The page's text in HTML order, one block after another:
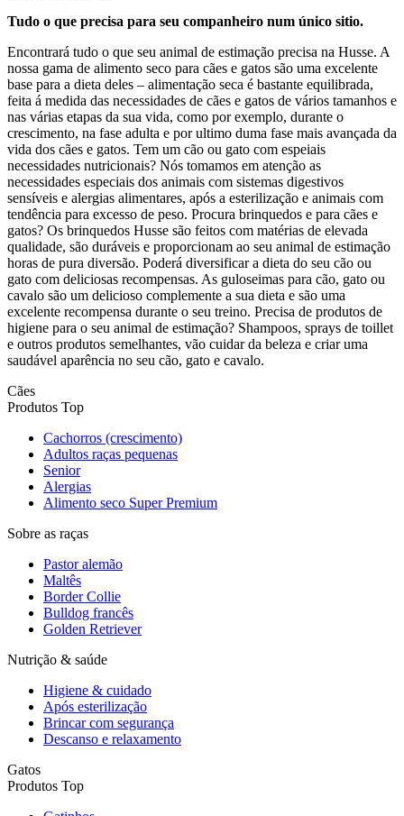
Tudo o que precisa para seu companheiro num único sitio.
Encontrará tudo o que seu animal de estimação precisa na Husse. A
nossa gama de alimento seco para cães e gatos são uma excelente
base para a dieta deles – alimentação seca é bastante equilibrada,
feita á medida das necessidades de cães e gatos de vários tamanhos e
nas várias etapas da sua vida, como por exemplo, durante o
crescimento, na fase adulta e por ultimo duma fase mais avançada da
vida dos cães e gatos. Tem um cão ou gato com espeiais
necessidades nutricionais? Nós tomamos em atenção as
necessidades especiais dos animais com sistemas digestivos
sensíveis e alergias alimentares, após a esterilização e animais com
tendência para excesso de peso. Procura brinquedos e para cães e
gatos? Os brinquedos Husse são feitos com matérias de elevada
qualidade, são duráveis e proporcionam ao seu animal de estimação
horas de pura diversão. Poderá diversificar a dieta do seu cão ou
gato com deliciosas recompensas. As guloseimas para cão, gato ou
cavalo são um delicioso complemente a sua dieta e são uma
excelente recompensa durante o seu treino. Precisa de produtos de
higiene para o seu animal de estimação? Shampoos, sprays de toillet
e outros produtos semelhantes, vão cuidar da beleza e criar uma
saudável aparência no seu cão, gato e cavalo.
Cães
Produtos Top
Cachorros (crescimento)
Adultos raças pequenas
Senior
Alergias
Alimento seco Super Premium
Sobre as raças
Pastor alemão
Maltês
Border Collie
Bulldog francês
Golden Retriever
Nutrição & saúde
Higiene & cuidado
Após esterilização
Brincar com segurança
Descanso e relaxamento
Gatos
Produtos Top